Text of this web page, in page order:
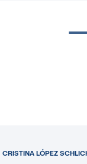
CRISTINA LÓPEZ